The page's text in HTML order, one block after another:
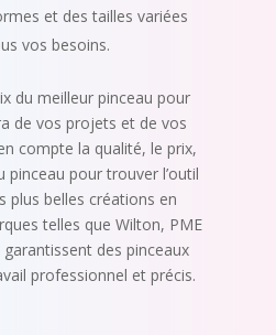
et des tailles variées
vos besoins.
du meilleur pinceau pour
de vos projets et de vos
compte la qualité, le prix,
pour trouver l’outil
plus belles créations en
telles que Wilton, PME
des pinceaux
professionnel et précis.